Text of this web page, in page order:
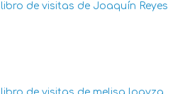
libro de visitas de Joaquín Reyes